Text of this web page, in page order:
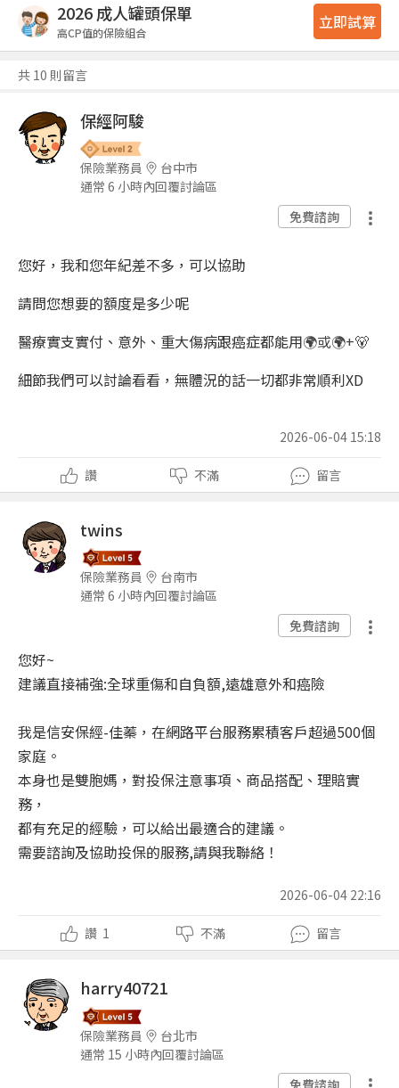
2026 成人罐頭保單
高CP值的保險組合
立即試算
共 10 則留言
保經阿駿
保險業務員
台中市
通常 6 小時內回覆討論區
免費諮詢
您好，我和您年紀差不多，可以協助
請問您想要的額度是多少呢
醫療實支實付、意外、重大傷病跟癌症都能用🌍或🌍+🐻
細節我們可以討論看看，無體況的話一切都非常順利XD
2026-06-04 15:18
讚 不滿 留言
twins
保險業務員
台南市
通常 6 小時內回覆討論區
免費諮詢
您好~
建議直接補強:全球重傷和自負額,遠雄意外和癌險
我是信安保經-佳蓁，在網路平台服務累積客戶超過500個
家庭。
本身也是雙胞媽，對投保注意事項、商品搭配、理賠實
務，
都有充足的經驗，可以給出最適合的建議。
需要諮詢及協助投保的服務,請與我聯絡！
2026-06-04 22:16
讚 1 不滿 留言
harry40721
保險業務員
台北市
通常 15 小時內回覆討論區
免費諮詢